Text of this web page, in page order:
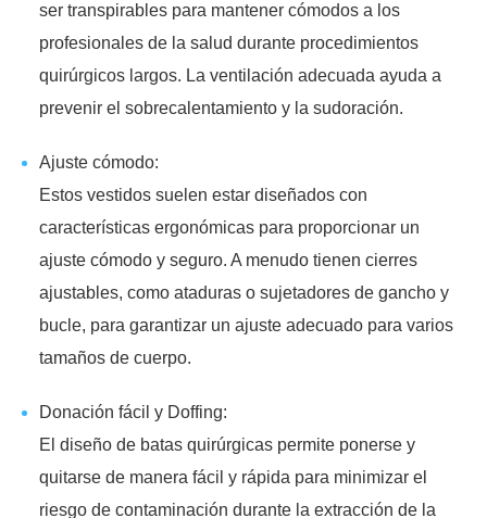
ser transpirables para mantener cómodos a los
profesionales de la salud durante procedimientos
quirúrgicos largos. La ventilación adecuada ayuda a
prevenir el sobrecalentamiento y la sudoración.
Ajuste cómodo:
Estos vestidos suelen estar diseñados con
características ergonómicas para proporcionar un
ajuste cómodo y seguro. A menudo tienen cierres
ajustables, como ataduras o sujetadores de gancho y
bucle, para garantizar un ajuste adecuado para varios
tamaños de cuerpo.
Donación fácil y Doffing:
El diseño de batas quirúrgicas permite ponerse y
quitarse de manera fácil y rápida para minimizar el
riesgo de contaminación durante la extracción de la